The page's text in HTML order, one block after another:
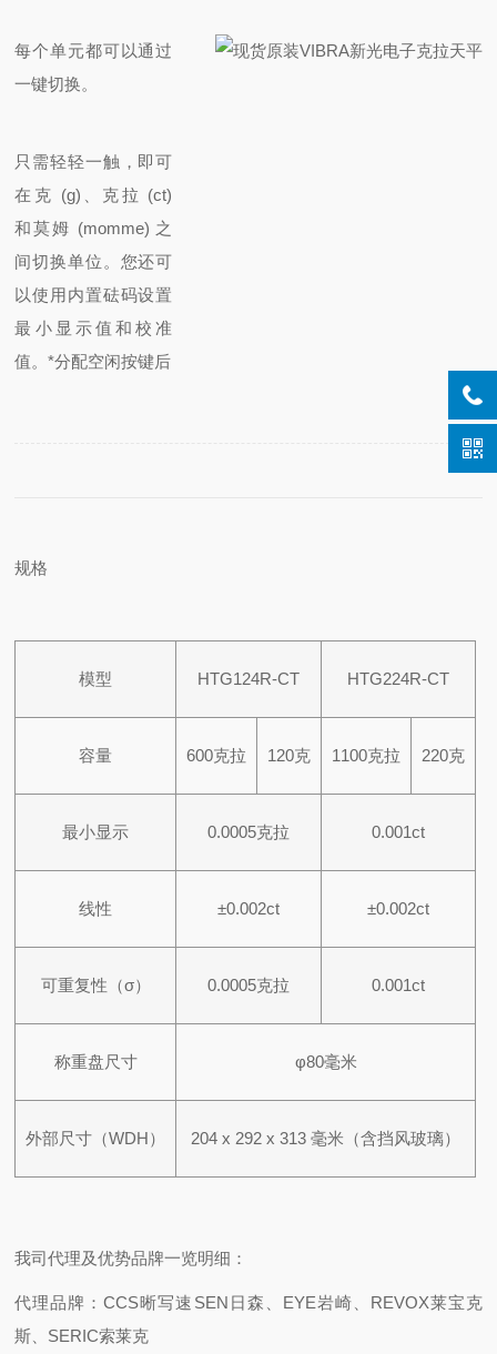
每个单元都可以通过
一键切换。
只需轻轻一触，即可
在克 (g)、克拉 (ct)
和莫姆 (momme) 之
间切换单位。您还可
以使用内置砝码设置
最小显示值和校准
值。*分配空闲按键后
规格
模型 HTG124R-CT HTG224R-CT
容量 600克拉 120克 1100克拉 220克
最小显示 0.0005克拉 0.001ct
线性 ±0.002ct ±0.002ct
可重复性（σ） 0.0005克拉 0.001ct
称重盘尺寸 φ80毫米
外部尺寸（WDH） 204 x 292 x 313 毫米（含挡风玻璃）
我司代理及优势品牌一览明细：
代理品牌：CCS晰写速 SEN日森、EYE岩崎、REVOX莱宝克
斯、SERIC索莱克